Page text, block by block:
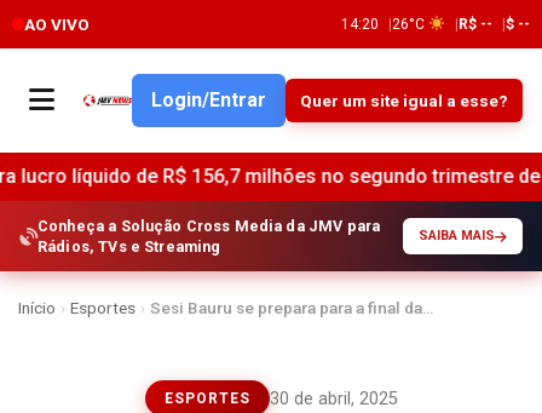
AO VIVO 14:20 26°C R$ -- $ --
Login/Entrar Quer um site igual a esse?
de R$ 156,7 milhões no segundo trimestre de 2025 •
Conheça a Solução Cross Media da JMV para
Rádios, TVs e Streaming
SAIBA MAIS
Início › Esportes › Sesi Bauru se prepara para a final da…
ESPORTES 30 de abril, 2025